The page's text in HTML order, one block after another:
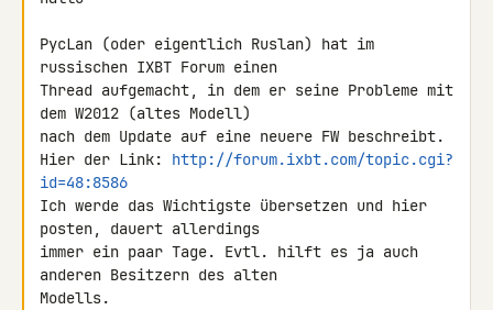
PycLan (oder eigentlich Ruslan) hat im
russischen IXBT Forum einen
Thread aufgemacht, in dem er seine Probleme mit
dem W2012 (altes Modell)
nach dem Update auf eine neuere FW beschreibt.
Hier der Link: http://forum.ixbt.com/topic.cgi?
id=48:8586
Ich werde das Wichtigste übersetzen und hier
posten, dauert allerdings
immer ein paar Tage. Evtl. hilft es ja auch
anderen Besitzern des alten
Modells.